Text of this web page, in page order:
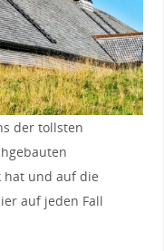
der tollsten
hat und auf die
auf jeden Fall